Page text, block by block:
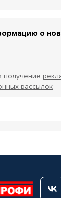
о
получение
рассылок